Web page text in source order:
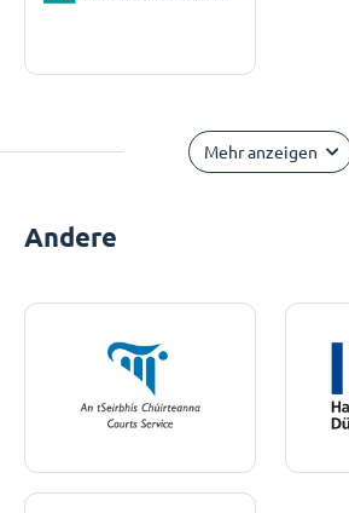
Mehr anzeigen
Andere